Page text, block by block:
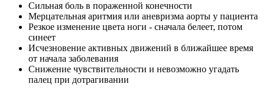
Сильная боль в пораженной конечности
Мерцательная аритмия или аневризма аорты у пациента
Резкое изменение цвета ноги - сначала белеет, потом
синеет
Исчезновение активных движений в ближайшее время
от начала заболевания
Снижение чувствительности и невозможно угадать
палец при дотрагивании